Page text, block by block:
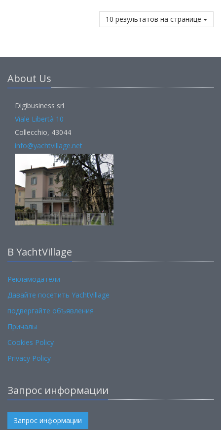
10 результатов на странице
About Us
Digibusiness srl
Viale Libertà 10
Collecchio, 43044
info@yachtvillage.net
В YachtVillage
Рекламодатели
Давайте посетить YachtVillage
подвергайте объявления
Причалы
Cookies Policy
Privacy Policy
Запрос информации
Запрос информации